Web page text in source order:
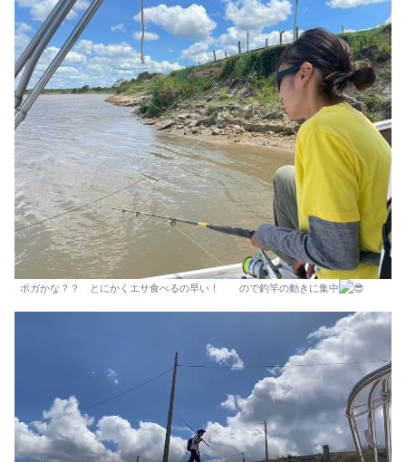
ボガかな？？ とにかくエサ食べるの早い！ ので釣竿の動きに集中